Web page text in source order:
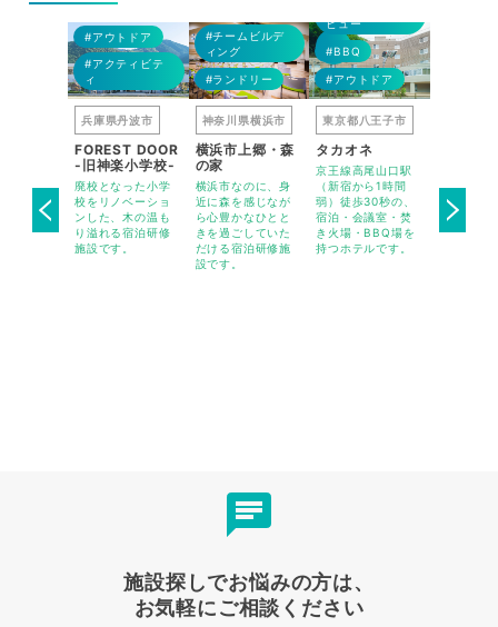
（ビオ
ホテル
#BBQ
#アウトドア
#アクティビテ
ィ
兵庫県丹波市
FOREST DOOR
-旧神楽小学校-
廃校となった小学
校をリノベーショ
ンした、木の温も
り溢れる宿泊研修
施設です。
#チームビルデ
ィング
#ランドリー
神奈川県横浜市
横浜市上郷・森
の家
横浜市なのに、身
近に森を感じなが
ら心豊かなひとと
きを過ごしていた
だける宿泊研修施
設です。
ビュー
#BBQ
#アウトドア
東京都八王子市
タカオネ
京王線高尾山口駅
（新宿から1時間
弱）徒歩30秒の、
宿泊・会議室・焚
き火場・BBQ場を
持つホテルです。
県営みか
内に2024
ープンの
型宿泊・
施設探しでお悩みの方は、
お気軽にご相談ください